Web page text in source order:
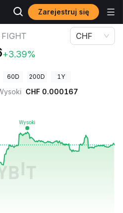
Zarejestruj się
MAGA FIGHT
FIGHT
+3.39%
CHF
60D 200D 1Y
CHF 0.000167